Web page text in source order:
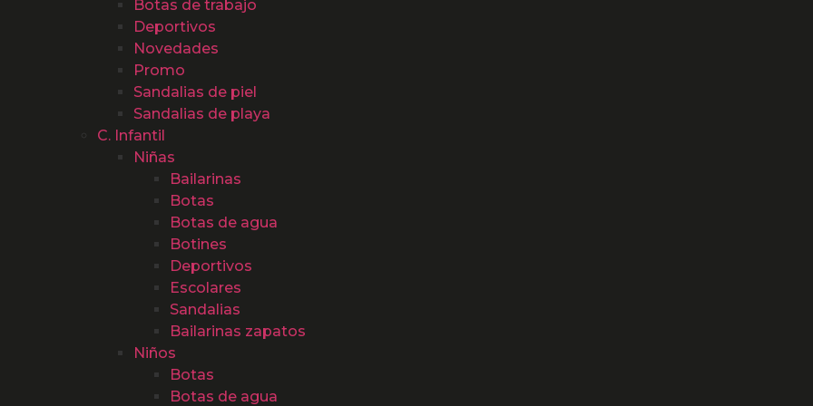
Botas de trabajo
Deportivos
Novedades
Promo
Sandalias de piel
Sandalias de playa
C. Infantil
Niñas
Bailarinas
Botas
Botas de agua
Botines
Deportivos
Escolares
Sandalias
Bailarinas zapatos
Niños
Botas
Botas de agua